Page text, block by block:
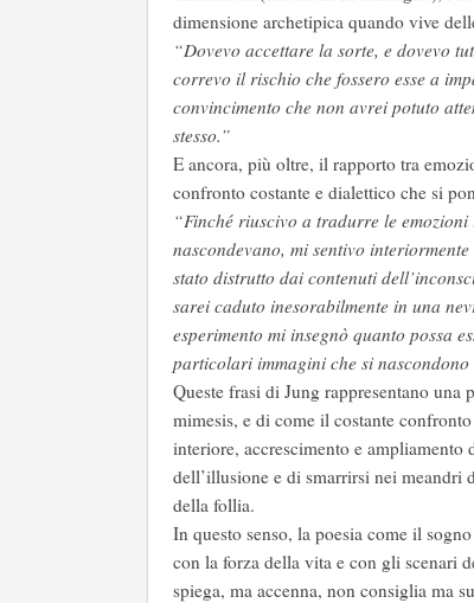
dimensione archetipica quando vive
“Dovevo accettare la sorte, e dovevo
correvo il rischio che fossero esse a
convincimento che non avrei potuto
stesso.”
E ancora, più oltre, il rapporto tra
confronto costante e dialettico che si
“Finché riuscivo a tradurre le
nascondevano, mi sentivo
stato distrutto dai contenuti
sarei caduto inesorabilmente in una
esperimento mi insegnò quanto possa
particolari immagini che si
Queste frasi di Jung rappresentano
mimesis, e di come il costante
interiore, accrescimento e ampliamento
dell’illusione e di smarrirsi nei meandri
della follia.
In questo senso, la poesia come il
con la forza della vita e con gli scenari
spiega, ma accenna, non consiglia ma